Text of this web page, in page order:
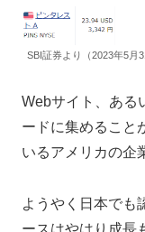
SBI証券より（2023年5月
Webサイト、ある
ードに集めること
いるアメリカの企
ようやく日本でも